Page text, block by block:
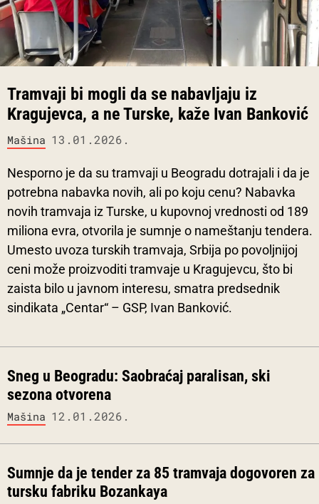
Tramvaji bi mogli da se nabavljaju iz
Kragujevca, a ne Turske, kaže Ivan Banković
Mašina 13.01.2026.
Nesporno je da su tramvaji u Beogradu dotrajali i da je
potrebna nabavka novih, ali po koju cenu? Nabavka
novih tramvaja iz Turske, u kupovnoj vrednosti od 189
miliona evra, otvorila je sumnje o nameštanju tendera.
Umesto uvoza turskih tramvaja, Srbija po povoljnijoj
ceni može proizvoditi tramvaje u Kragujevcu, što bi
zaista bilo u javnom interesu, smatra predsednik
sindikata „Centar“ – GSP, Ivan Banković.
Sneg u Beogradu: Saobraćaj paralisan, ski
sezona otvorena
Mašina 12.01.2026.
Sumnje da je tender za 85 tramvaja dogovoren za
tursku fabriku Bozankaya